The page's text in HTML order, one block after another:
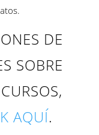
DE
SOBRE
AQUÍ.